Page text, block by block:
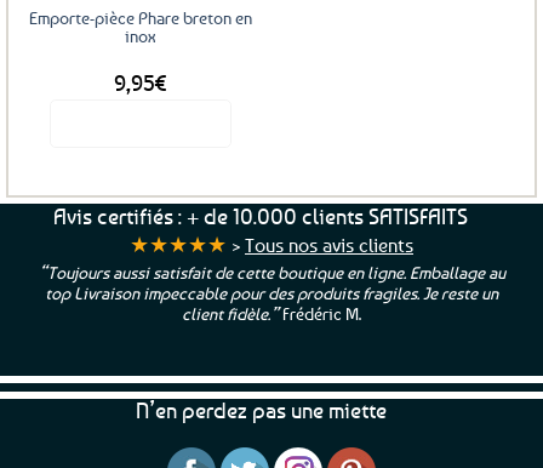
Emporte-pièce Phare breton en
inox
9,95€
Avis certifiés : + de 10.000 clients SATISFAITS
★★★★★ > Tous nos avis clients
“Toujours aussi satisfait de cette boutique en ligne. Emballage au
top Livraison impeccable pour des produits fragiles. Je reste un
client fidèle.”Frédéric M.
N’en perdez pas une miette